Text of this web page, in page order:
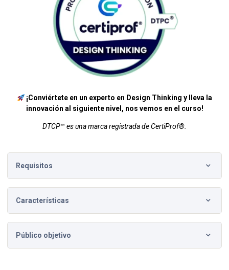
¡Conviértete en un experto en Design Thinking y lleva la
innovación al siguiente nivel, nos vemos en el curso!
DTCP™ es una marca registrada de CertiProf®.
Requisitos
Este curso no tiene requisitos previos.
Características
Lecciones dinámicas con ejercicios interactivos, foros de
opinión y herramientas de IA.
Público objetivo